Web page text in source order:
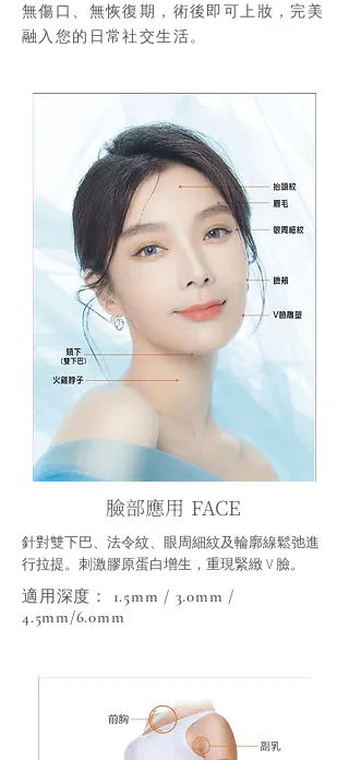
無傷口、無恢復期，術後即可上妝，完美
融入您的日常社交生活。
臉部應用 FACE
針對雙下巴、法令紋、眼周細紋及輪廓線鬆弛進
行拉提。刺激膠原蛋白增生，重現緊緻 V 臉。
適用深度： 1.5mm / 3.0mm /
4.5mm/6.0mm